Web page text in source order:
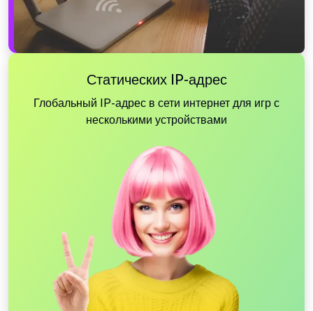
Статических IP-адрес
Глобальный IP-адрес в сети интернет для игр с
несколькими устройствами